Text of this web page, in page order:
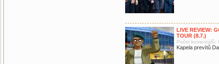
LIVE REVIEW:
TOUR (8.7.)
Počet komentářů:
Kapela prevítů